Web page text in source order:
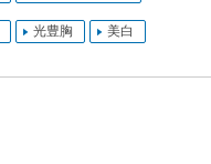
光豊胸 美白